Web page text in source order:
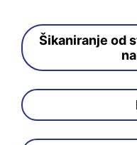
Šikaniranje od